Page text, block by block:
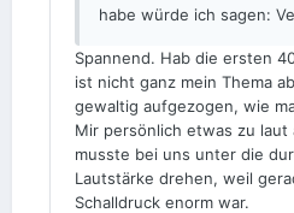
habe würde ich sagen:
Spannend. Hab die ersten
ist nicht ganz mein Thema
gewaltig aufgezogen, wie
Mir persönlich etwas zu laut
musste bei uns unter die
Lautstärke drehen, weil
Schalldruck enorm war.